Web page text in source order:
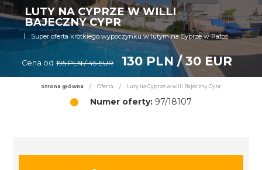
LUTY NA CYPRZE W WILLI
BAJECZNY CYPR
Super oferta krótkiego wypoczynku w lutym na Cyprze w Pafos
Cena od 195 PLN / 45 EUR 130 PLN / 30 EUR
Strona główna / Oferta / Luty na Cyprze w willi Bajeczny Cypr
Numer oferty: 97/18107